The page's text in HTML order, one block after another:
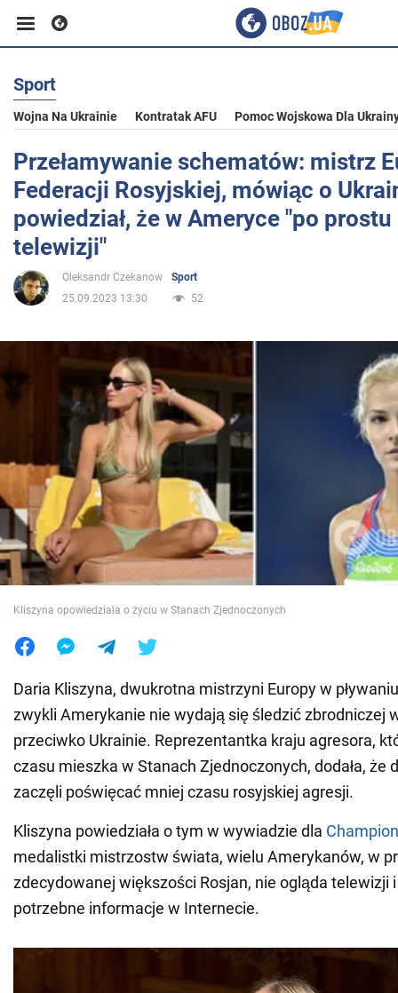
Biznes
Sport
Rozrywka
Życie
Społeczeństwo
Wojna na Ukrainie
Świat
Jedzenie
Sport
Wojna Na Ukrainie Kontratak AFU Pomoc Wojskowa Dla
Przełamywanie schematów: mistrz
Federacji Rosyjskiej, mówiąc o
powiedział, że w Ameryce "po
telewizji"
Oleksandr Czekanow
Sport
25.09.2023 13:30
52
Kliszyna opowiedziała o życiu w Stanach Zjednoczonych
Daria Kliszyna, dwukrotna mistrzyni Europy w
zwykli Amerykanie nie wydają się śledzić zbrodniczej
przeciwko Ukrainie. Reprezentantka kraju agresora,
czasu mieszka w Stanach Zjednoczonych, dodała, że
zaczęli poświęcać mniej czasu rosyjskiej agresji.
Kliszyna powiedziała o tym w wywiadzie dla
medalistki mistrzostw świata, wielu Amerykanów, w
zdecydowanej większości Rosjan, nie ogląda telewizji
potrzebne informacje w Internecie.